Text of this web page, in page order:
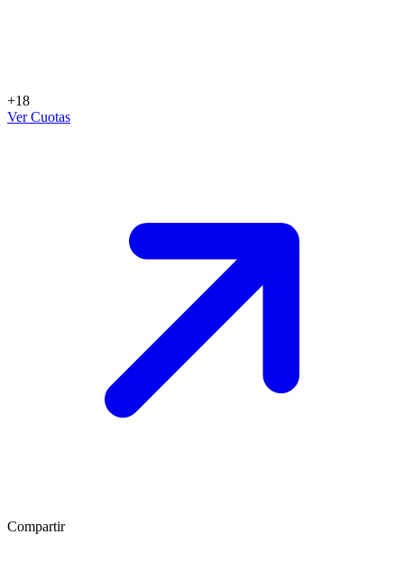
+18
Ver Cuotas
Compartir